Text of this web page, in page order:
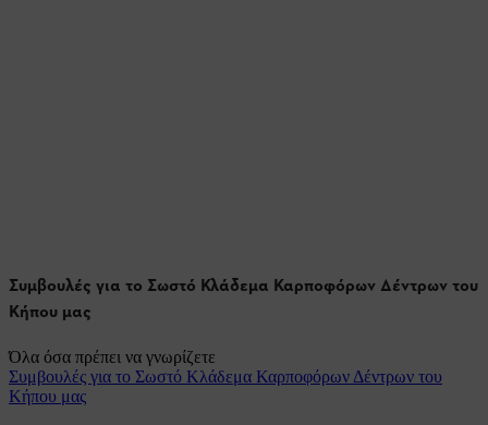
Συμβουλές για το Σωστό Κλάδεμα Καρποφόρων Δέντρων του
Κήπου μας
Όλα όσα πρέπει να γνωρίζετε
Συμβουλές για το Σωστό Κλάδεμα Καρποφόρων Δέντρων του
Κήπου μας